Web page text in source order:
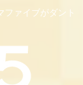
ファイブがダント